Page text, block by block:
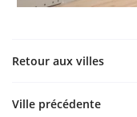
Retour aux villes
Ville précédente